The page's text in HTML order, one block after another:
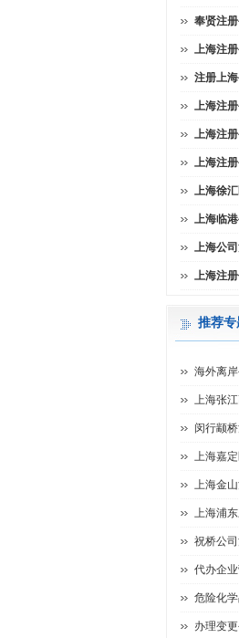
奉贤注
上海注
注册上
上海注
上海注
上海注
上海徐
上海临
上海公
上海注
推荐专
海外离
上海张
闵行颛
上海嘉
上海金
上海浦
祝桥公
代办企
危险化
办理变